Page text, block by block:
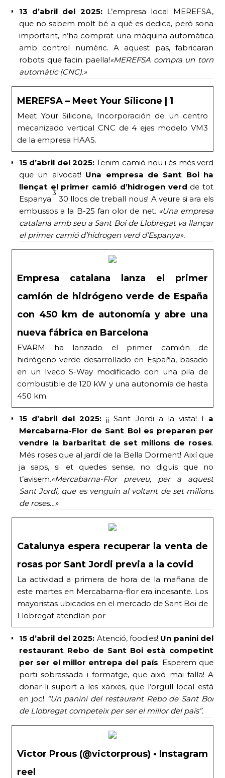
13 d’abril del 2025:L’empresa local MEREFSA,
que no sabem molt bé a què es dedica, però sona
important, n’ha comprat una màquina automàtica
amb control numèric. A aquest pas, fabricaran
robots que facin paella!«MEREFSA compra un torn
automàtic (CNC).»
MEREFSA – Meet Your Silicone | 1
Meet Your Silicone, Incorporación de un centro
mecanizado vertical CNC de 4 ejes modelo VM3
de la empresa HAAS.
15 d’abril del 2025:Tenim camió nou i és més verd
que un alvocat! Una empresa de Sant Boi ha
llençat el primer camió d’hidrogen verd de tot
Espanya.
3
30 llocs de treball nous! A veure si ara els
embussos a la B-25 fan olor de net. «Una empresa
catalana amb seu a Sant Boi de Llobregat va llançar
el primer camió d’hidrogen verd d’Espanya».
Empresa catalana lanza el primer
camión de hidrógeno verde de España
con 450 km de autonomía y abre una
nueva fábrica en Barcelona
EVARM ha lanzado el primer camión de
hidrógeno verde desarrollado en España, basado
en un Iveco S-Way modificado con una pila de
combustible de 120 kW y una autonomía de hasta
450 km.
15 d’abril del 2025: ¡¡ Sant Jordi a la vista! I a
Mercabarna-Flor de Sant Boi es preparen per
vendre la barbaritat de set milions de roses.
Més roses que al jardí de la Bella Dorment! Així que
ja saps, si et quedes sense, no diguis que no
t’avisem.«Mercabarna-Flor preveu, per a aquest
Sant Jordi, que es venguin al voltant de set milions
de roses…»
Catalunya espera recuperar la venta de
rosas por Sant Jordi previa a la covid
La actividad a primera de hora de la mañana de
este martes en Mercabarna-flor era incesante. Los
mayoristas ubicados en el mercado de Sant Boi de
Llobregat atendían por
15 d’abril del 2025: Atenció, foodies! Un panini del
restaurant Rebo de Sant Boi està competint
per ser el millor entrepa del país. Esperem que
porti sobrassada i formatge, que això mai falla! A
donar-li suport a les xarxes, que l’orgull local està
en joc! “Un panini del restaurant Rebo de Sant Boi
de Llobregat competeix per ser el millor del país”.
Victor Prous (@victorprous) • Instagram
reel